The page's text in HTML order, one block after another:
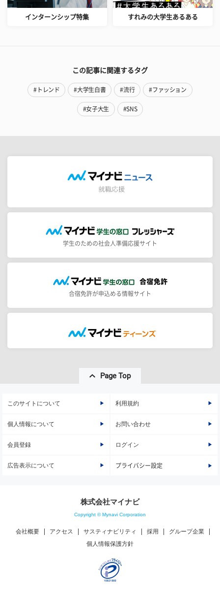
インターンシップ特集 すれみの大学生あるある
この記事に関連するタグ
#トレンド #大学生白書 #流行 #ファッション
#女子大生 #SNS
学生のための社会人準備応援サイト
合宿免許が申込める情報サイト
Page Top
このサイトについて 利用規約
個人情報について お問い合わせ
会員登録 ログイン
広告表示について プライバシー設定
株式会社マイナビ
Copyright © Mynavi Corporation
会社概要 アクセス サスティナビリティ 採用
グループ企業
個人情報保護方針